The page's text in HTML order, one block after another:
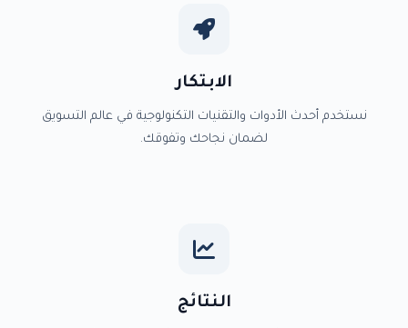
الابتكار
نستخدم أحدث الأدوات والتقنيات التكنولوجية في عالم التسويق
لضمان نجاحك وتفوقك.
النتائج